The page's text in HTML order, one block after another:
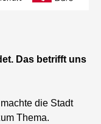
Das betrifft uns
die Stadt
Thema.